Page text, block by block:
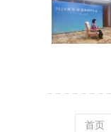
首页